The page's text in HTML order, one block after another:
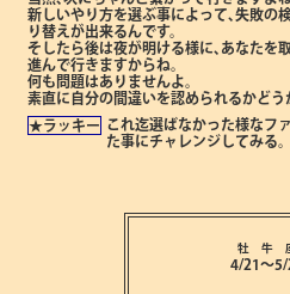
新しいやり方を選ぶ事によって､失敗の
り替えが出来るんです。
そしたら後は夜が明ける様に､あなたを
進んで行きますからね。
何も問題はありませんよ。
素直に自分の間違いを認められるかどう
★ラッキー これ迄選ばなかった様なフ
た事にチャレンジしてみる。
牡 牛
4/21～5/